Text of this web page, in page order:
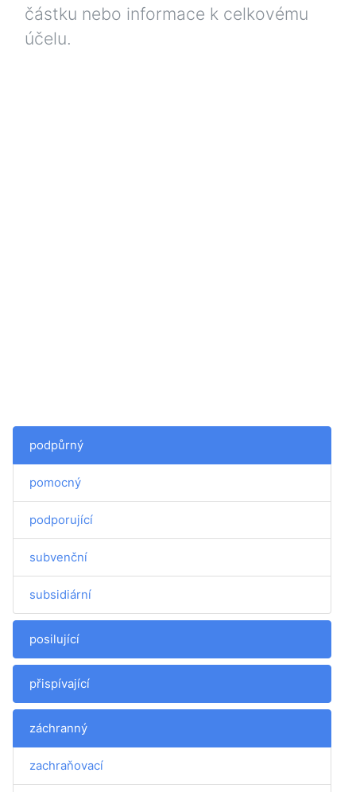
částku nebo informace k celkovému
účelu.
podpůrný
pomocný
podporující
subvenční
subsidiární
posilující
přispívající
záchranný
zachraňovací